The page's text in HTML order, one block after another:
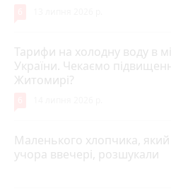
Тарифи на холодну воду в
України. Чекаємо
Житомирі?
Маленького хлопчика, який
учора ввечері, розшукали